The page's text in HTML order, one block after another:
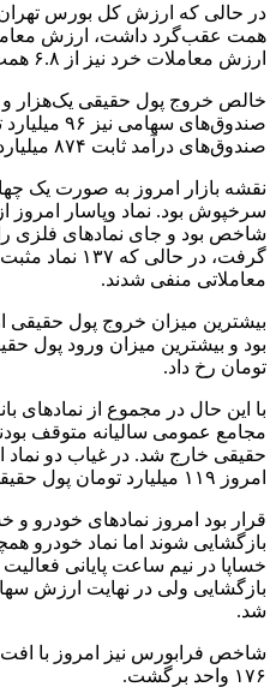
ارزش معاملات خرد نیز از ۶.۸ همت گذشت.
صندوق‌های
صندوق‌های درآمد ثابت ۸۷۴ میلیارد تومان وارد شد.
نقشه بازار امروز به صورت یک
سرخپوش بود. نماد وپاسار امروز
شاخص بود و جای نمادهای فلزی را
معاملاتی منفی شدند.
تومان رخ داد.
با این حال در مجموع از نمادهای
حقیقی خارج شد. در غیاب دو
امروز ۱۱۹ میلیارد تومان پول حقیقی از این گروه خارج شد.
قرار بود امروز نمادهای خودرو و
بازگشایی شوند اما نماد خودرو
خساپا در نیم ساعت پایانی فعالیت
شد.
۱۷۶ واحد برگشت.